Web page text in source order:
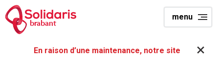
Aller
au
contenu
menu
brabant
En raison d’une maintenance, notre site